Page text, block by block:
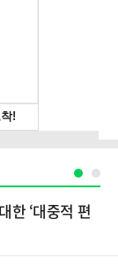
한 ‘대중적 편